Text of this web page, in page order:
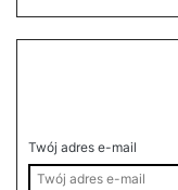
Twój adres e-mail